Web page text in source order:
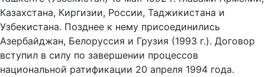
Казахстана, Киргизии, России, Таджикистана и
Узбекистана. Позднее к нему присоединились
Азербайджан, Белоруссия и Грузия (1993 г.). Договор
вступил в силу по завершении процессов
национальной ратификации 20 апреля 1994 года.